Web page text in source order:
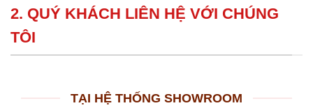
2. QUÝ KHÁCH LIÊN HỆ VỚI CHÚNG
TÔI
TẠI HỆ THỐNG SHOWROOM